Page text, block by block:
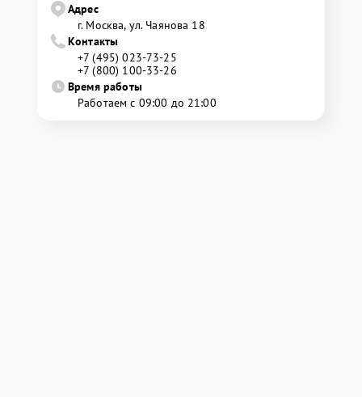
Адрес
г. Москва, ул. Чаянова 18
Контакты
+7 (495) 023-73-25
+7 (800) 100-33-26
Время работы
Работаем с 09:00 до 21:00